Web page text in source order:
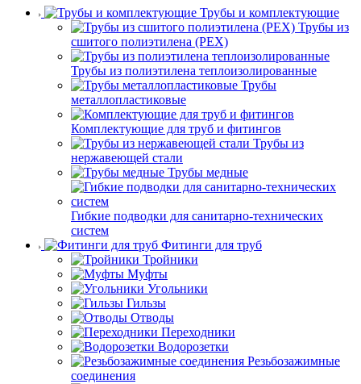
Трубы и комплектующие
Трубы из
сшитого полиэтилена (PEX)
Трубы из полиэтилена теплоизолированные
Трубы
металлопластиковые
Комплектующие для труб и фитингов
Трубы из
нержавеющей стали
Трубы медные
Гибкие подводки для санитарно-технических
систем
Фитинги для труб
Тройники
Муфты
Угольники
Гильзы
Отводы
Переходники
Водорозетки
Резьбозажимные
соединения